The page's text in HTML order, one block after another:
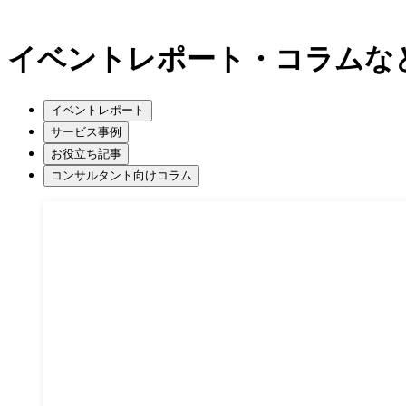
イベントレポート・コラムな
イベントレポート
サービス事例
お役立ち記事
コンサルタント向けコラム